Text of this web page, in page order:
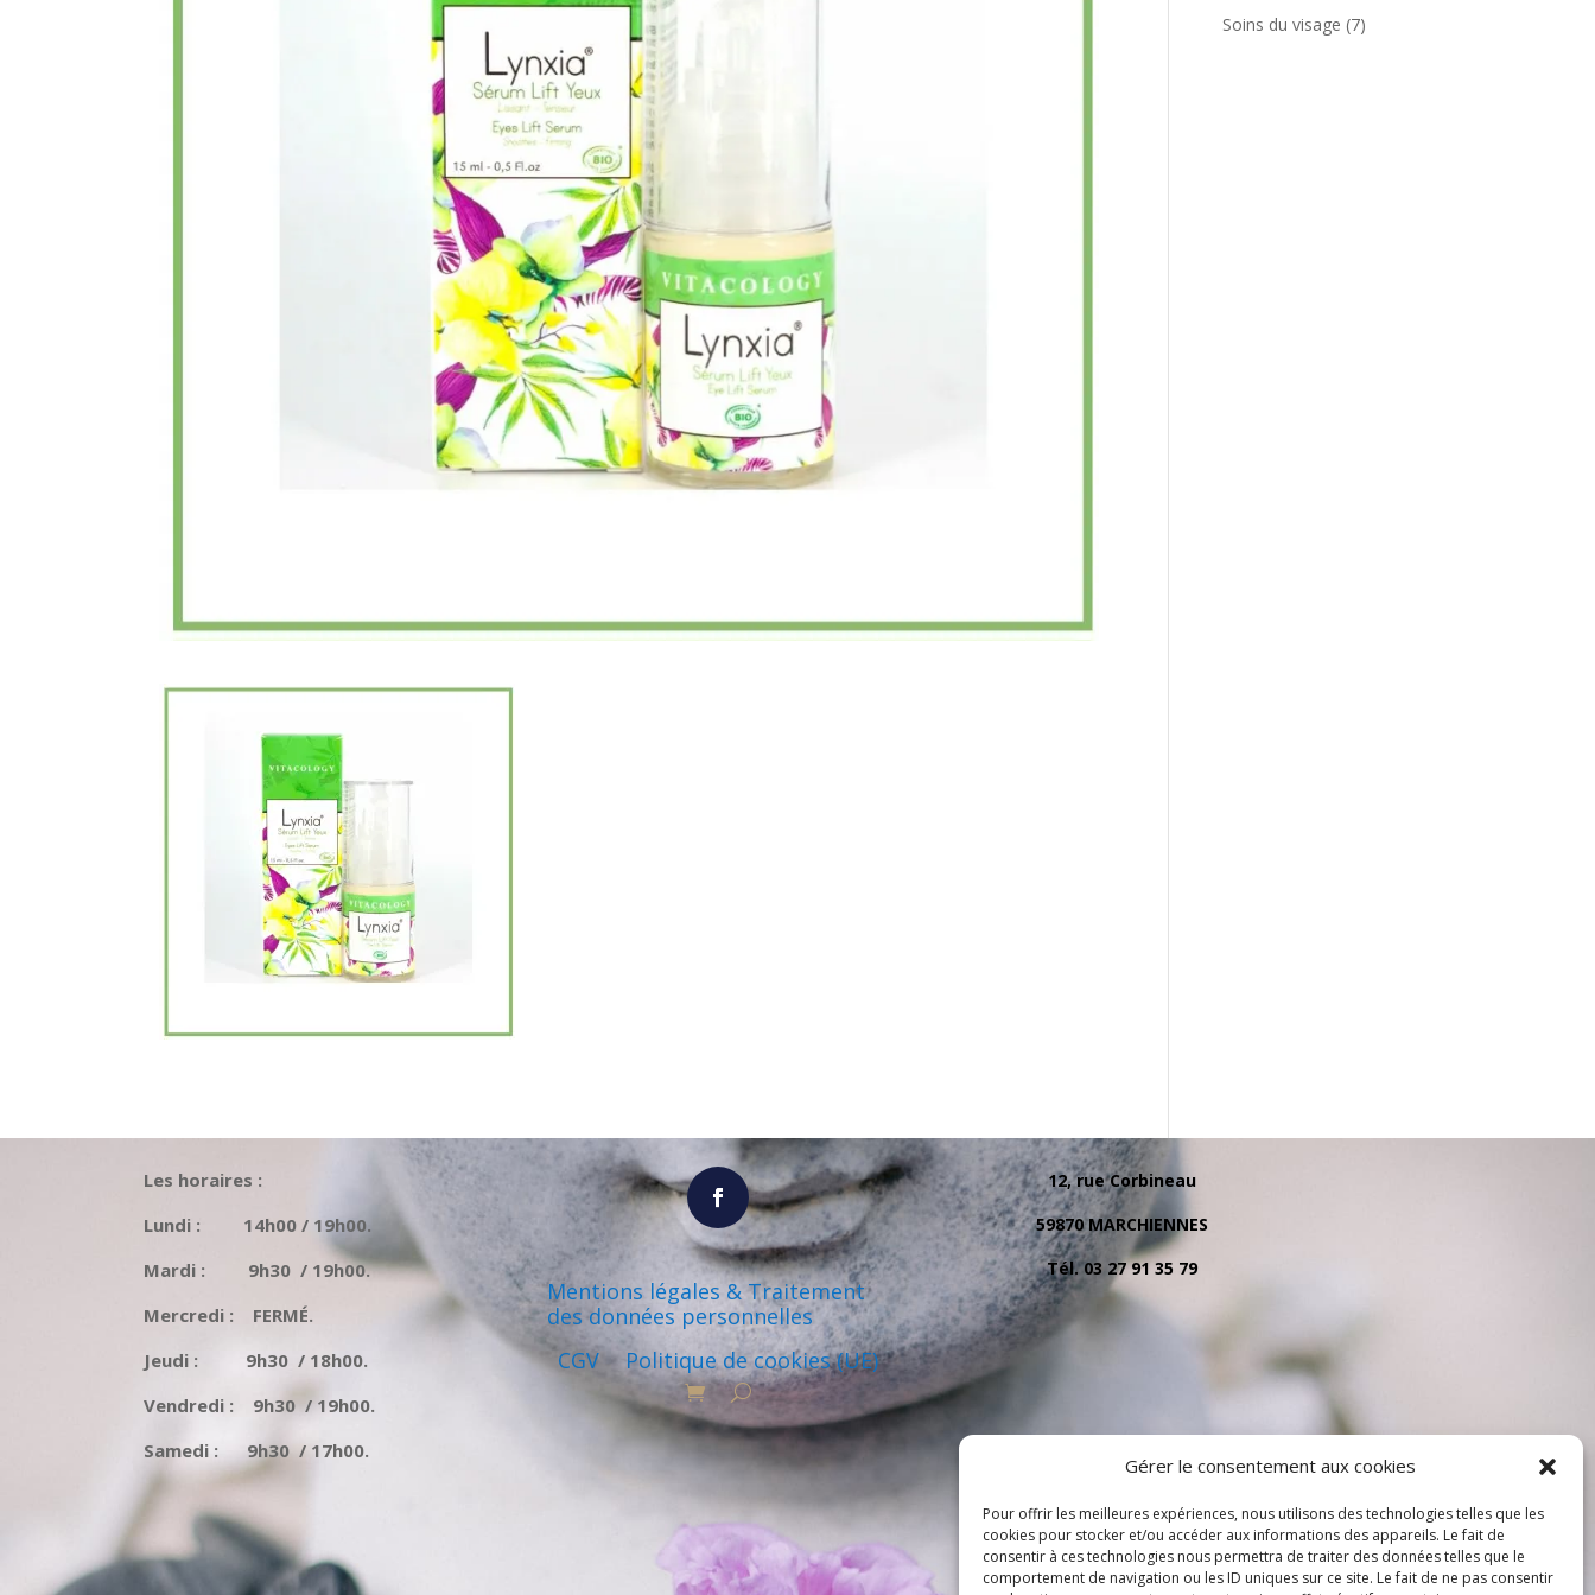
Gérer le consentement aux cookies
Pour offrir les meilleures expériences, nous utilisons des technologies telles que les
cookies pour stocker et/ou accéder aux informations des appareils. Le fait de
consentir à ces technologies nous permettra de traiter des données telles que le
comportement de navigation ou les ID uniques sur ce site. Le fait de ne pas consentir
produits
Soins du visage 77
Les horaires :
Lundi : 14h00 / 19h00.
Mardi : 9h30 / 19h00.
Mercredi : FERMÉ.
Jeudi : 9h30 / 18h00.
Vendredi : 9h30 / 19h00.
Samedi : 9h30 / 17h00.
Mentions légales & Traitement
des données personnelles
CGV
Politique de cookies (UE)
12, rue Corbineau
59870 MARCHIENNES
Tél. 03 27 91 35 79